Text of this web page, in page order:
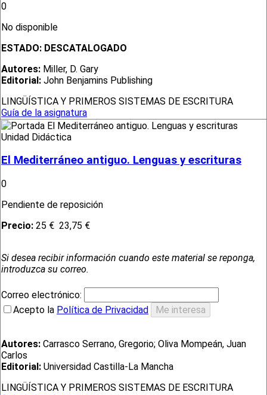
0
No disponible
ESTADO: DESCATALOGADO
Autores: Miller, D. Gary
Editorial: John Benjamins Publishing
LINGÜÍSTICA Y PRIMEROS SISTEMAS DE ESCRITURA
Guía de la asignatura
Unidad Didáctica
El Mediterráneo antiguo. Lenguas y escrituras
0
Pendiente de reposición
Precio: 25 € 23,75 €
Si desea recibir información cuando este material se reponga,
introduzca su correo.
Correo electrónico:
Acepto la Política de Privacidad
Autores: Carrasco Serrano, Gregorio; Oliva Mompeán, Juan
Carlos
Editorial: Universidad Castilla-La Mancha
LINGÜÍSTICA Y PRIMEROS SISTEMAS DE ESCRITURA